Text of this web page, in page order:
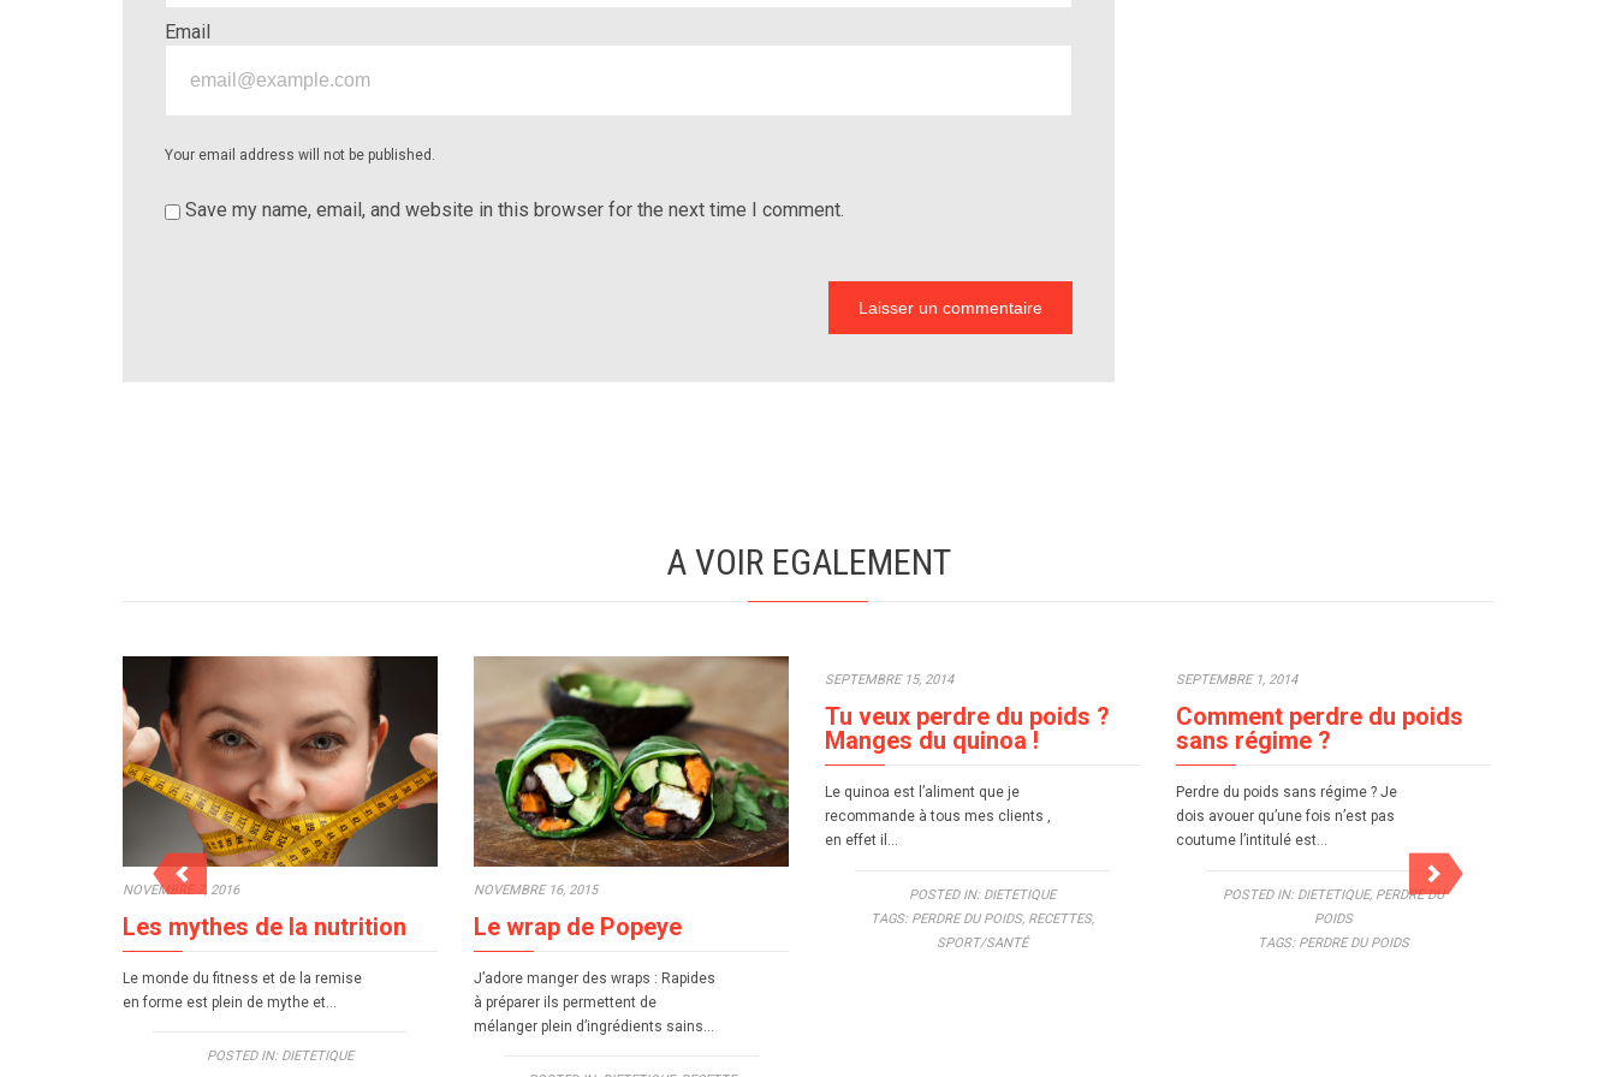
Email
Your email address will not be published.
Save my name, email, and website in this browser for the next time I comment.
A VOIR EGALEMENT
NOVEMBRE 7, 2016
Les mythes de la nutrition
Le monde du fitness et de la remise
en forme est plein de mythe et…
POSTED IN: DIETETIQUE
NOVEMBRE 16, 2015
Le wrap de Popeye
J’adore manger des wraps : Rapides
à préparer ils permettent de
mélanger plein d’ingrédients sains…
SEPTEMBRE 15, 2014
Tu veux perdre du poids ?
Manges du quinoa !
Le quinoa est l’aliment que je
recommande à tous mes clients ,
en effet il…
POSTED IN: DIETETIQUE
TAGS: PERDRE DU POIDS, RECETTES,
SPORT/SANTÉ
SEPTEMBRE 1, 2014
Comment perdre du poids
sans régime ?
Perdre du poids sans régime ? Je
dois avouer qu’une fois n’est pas
coutume l’intitulé est…
POSTED IN: DIETETIQUE, PERDRE DU
POIDS
TAGS: PERDRE DU POIDS